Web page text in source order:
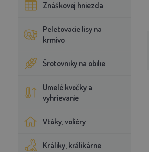
Znáškovej hniezda
Peletovacie lisy na
krmivo
Šrotovníky na obilie
Umelé kvočky a
vyhrievanie
Vtáky, voliéry
Králiky, králikárne